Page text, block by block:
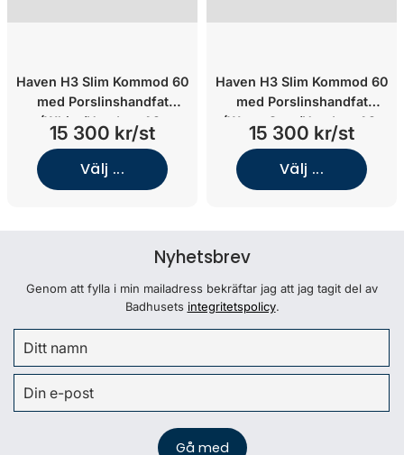
Haven H3 Slim Kommod 60
med Porslinshandfat
(White/Handtag A2.
05/Mattsvart)
15 300 kr/st
Välj ...
Haven H3 Slim Kommod 60
med Porslinshandfat
(Warm Grey/Handtag A2.
03/Mattsvart)
15 300 kr/st
Välj ...
Nyhetsbrev
Genom att fylla i min mailadress bekräftar jag att jag tagit del av
Badhusets integritetspolicy.